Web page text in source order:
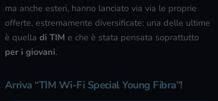
ma anche esteri, hanno lanciato via via le proprie
offerte, estremamente diversificate: una delle ultime
è quella di TIM e che è stata pensata soprattutto
per i giovani.
Arriva “TIM Wi-Fi Special Young Fibra”!